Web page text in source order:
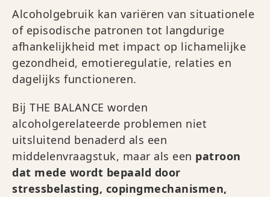
Alcoholgebruik kan variëren van situationele
of episodische patronen tot langdurige
afhankelijkheid met impact op lichamelijke
gezondheid, emotieregulatie, relaties en
dagelijks functioneren.
Bij THE BALANCE worden
alcoholgerelateerde problemen niet
uitsluitend benaderd als een
middelenvraagstuk, maar als een patroon
dat mede wordt bepaald door
stressbelasting, copingmechanismen,